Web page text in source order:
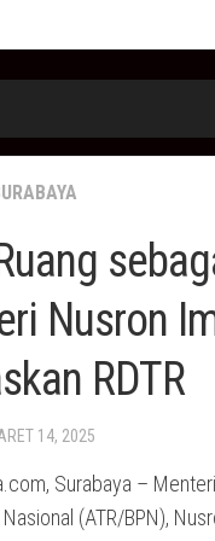
Nusron
RDTR
14, 2025
Surabaya –
(ATR/BPN),